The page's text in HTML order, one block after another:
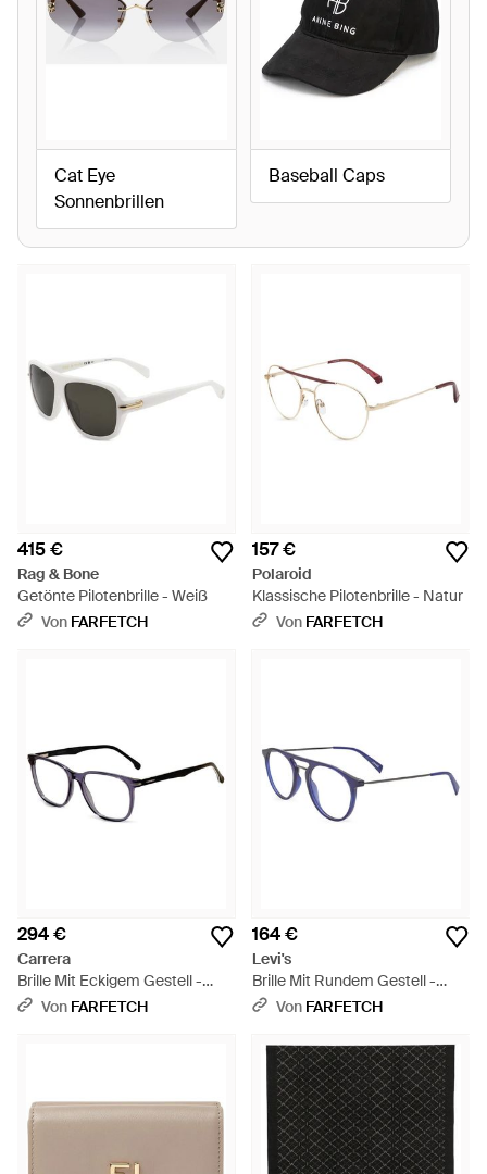
Cat Eye
Sonnenbrillen
Baseball Caps
415 €
Rag & Bone
Getönte Pilotenbrille - Weiß
Von FARFETCH
157 €
Polaroid
Klassische Pilotenbrille - Natur
Von FARFETCH
294 €
Carrera
Brille Mit Eckigem Gestell -
WeißVon FARFETCH
164 €
Levi's
Brille Mit Rundem Gestell -
WeißVon FARFETCH